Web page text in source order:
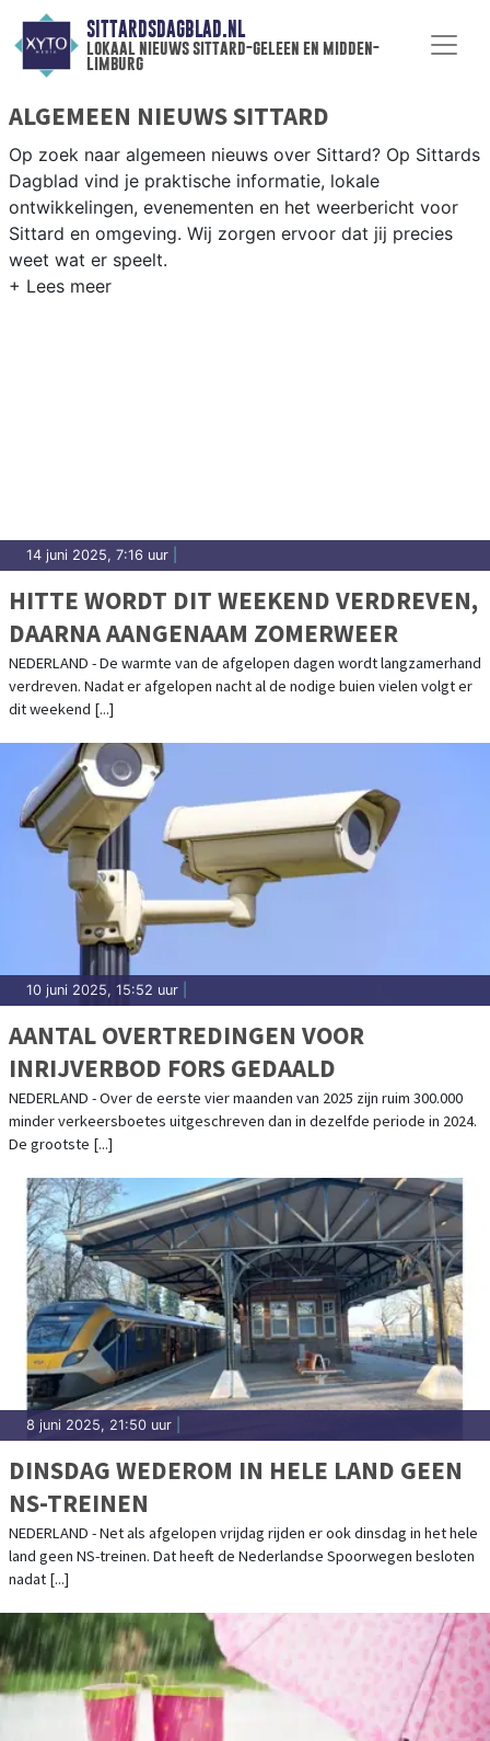
SITTARDSDAGBLAD.NL
lokaal nieuws sittard-geleen en midden-
limburg
ALGEMEEN NIEUWS SITTARD
Op zoek naar algemeen nieuws over Sittard? Op Sittards
Dagblad vind je praktische informatie, lokale
ontwikkelingen, evenementen en het weerbericht voor
Sittard en omgeving. Wij zorgen ervoor dat jij precies
weet wat er speelt.
14 juni 2025, 7:16 uur
HITTE WORDT DIT WEEKEND VERDREVEN,
DAARNA AANGENAAM ZOMERWEER
NEDERLAND - De warmte van de afgelopen dagen wordt langzamerhand
verdreven. Nadat er afgelopen nacht al de nodige buien vielen volgt er
dit weekend [...]
10 juni 2025, 15:52 uur
AANTAL OVERTREDINGEN VOOR
INRIJVERBOD FORS GEDAALD
NEDERLAND - Over de eerste vier maanden van 2025 zijn ruim 300.000
minder verkeersboetes uitgeschreven dan in dezelfde periode in 2024.
De grootste [...]
8 juni 2025, 21:50 uur
DINSDAG WEDEROM IN HELE LAND GEEN
NS-TREINEN
NEDERLAND - Net als afgelopen vrijdag rijden er ook dinsdag in het hele
land geen NS-treinen. Dat heeft de Nederlandse Spoorwegen besloten
nadat [...]